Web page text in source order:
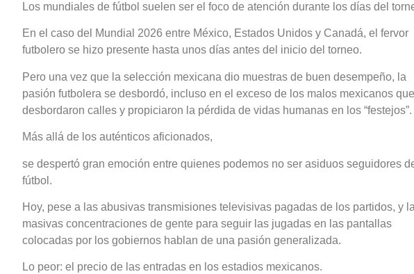
Los mundiales de fútbol suelen ser el foco de atención durante los días del
En el caso del Mundial 2026 entre México, Estados Unidos y Canadá, el fervor
futbolero se hizo presente hasta unos días antes del inicio del torneo.
Pero una vez que la selección mexicana dio muestras de buen desempeño, la
pasión futbolera se desbordó, incluso en el exceso de los malos mexicanos que
desbordaron calles y propiciaron la pérdida de vidas humanas en los “festejos”.
Más allá de los auténticos aficionados,
se despertó gran emoción entre quienes podemos no ser asiduos seguidores
fútbol.
Hoy, pese a las abusivas transmisiones televisivas pagadas de los partidos, y
masivas concentraciones de gente para seguir las jugadas en las pantallas
colocadas por los gobiernos hablan de una pasión generalizada.
Lo peor: el precio de las entradas en los estadios mexicanos.